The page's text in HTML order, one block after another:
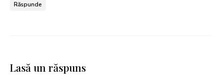
Răspunde
Lasă un răspuns